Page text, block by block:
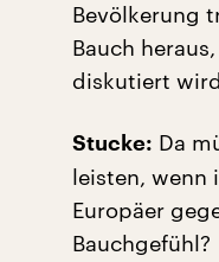
Bevölkerung
Bauch
diskutiert
Stucke: Da
leisten, wenn
Europäer
Bauchgefühl?